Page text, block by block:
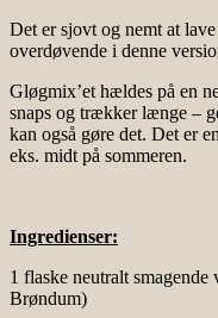
Det er sjovt og nemt at
overdøvende i denne
Gløgmix’et hældes på en
snaps og trækker længe –
kan også gøre det. Det er
eks. midt på sommeren.
Ingredienser:
1 flaske neutralt
Brøndum)